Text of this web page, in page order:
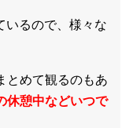
るので、 様々な
とめて観るのもあ
休憩中などいつで